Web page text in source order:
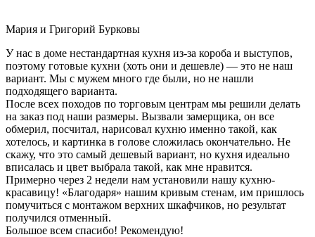
Мария и Григорий Бурковы
У нас в доме нестандартная кухня из-за короба и выступов,
поэтому готовые кухни (хоть они и дешевле) — это не наш
вариант. Мы с мужем много где были, но не нашли
подходящего варианта.
После всех походов по торговым центрам мы решили делать
на заказ под наши размеры. Вызвали замерщика, он все
обмерил, посчитал, нарисовал кухню именно такой, как
хотелось, и картинка в голове сложилась окончательно. Не
скажу, что это самый дешевый вариант, но кухня идеально
вписалась и цвет выбрала такой, как мне нравится.
Примерно через 2 недели нам установили нашу кухню-
красавицу! «Благодаря» нашим кривым стенам, им пришлось
помучиться с монтажом верхних шкафчиков, но результат
получился отменный.
Большое всем спасибо! Рекомендую!